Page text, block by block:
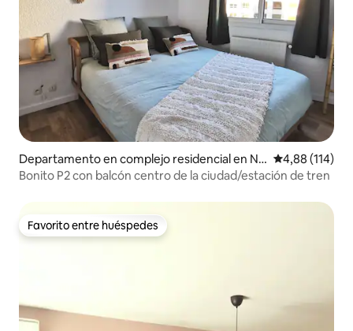
Departamento en complejo residencial en Nî
mes
Calificación
4,88 (114)
Bonito P2 con balcón centro de la ciudad/estación de tren
Favorito entre huéspedes
Favorito entre huéspedes